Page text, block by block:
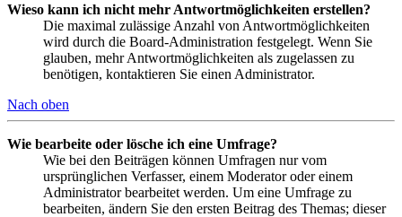
Wieso kann ich nicht mehr Antwortmöglichkeiten erstellen?
Die maximal zulässige Anzahl von Antwortmöglichkeiten
wird durch die Board-Administration festgelegt. Wenn Sie
glauben, mehr Antwortmöglichkeiten als zugelassen zu
benötigen, kontaktieren Sie einen Administrator.
Nach oben
Wie bearbeite oder lösche ich eine Umfrage?
Wie bei den Beiträgen können Umfragen nur vom
ursprünglichen Verfasser, einem Moderator oder einem
Administrator bearbeitet werden. Um eine Umfrage zu
bearbeiten, ändern Sie den ersten Beitrag des Themas; dieser